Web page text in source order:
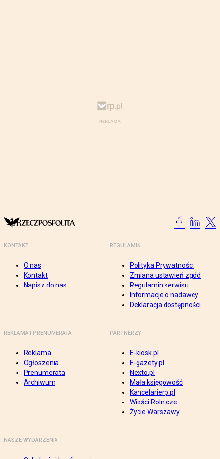
KONTAKT
O nas
Kontakt
Napisz do nas
REGULAMIN
Polityka Prywatności
Zmiana ustawień zgód
Regulamin serwisu
Informacje o nadawcy
Deklaracja dostępności
REKLAMA I PRENUMERATA
Reklama
Ogłoszenia
Prenumerata
Archiwum
PARTNERZY
E-kiosk.pl
E-gazety.pl
Nexto.pl
Mała księgowość
Kancelarierp.pl
Wieści Rolnicze
Życie Warszawy
NASZE WYDARZENIA